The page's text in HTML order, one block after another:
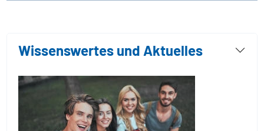
Wissenswertes und Aktuelles